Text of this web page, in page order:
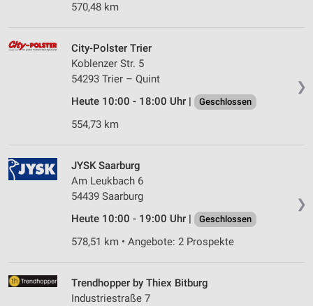
570,48 km
❯
City-Polster Trier
Koblenzer Str. 5
54293 Trier – Quint
Heute 10:00 - 18:00 Uhr |
Geschlossen
554,73 km
❯
JYSK Saarburg
Am Leukbach 6
54439 Saarburg
Heute 10:00 - 19:00 Uhr |
Geschlossen
578,51 km • Angebote: 2 Prospekte
Trendhopper by Thiex Bitburg
Industriestraße 7